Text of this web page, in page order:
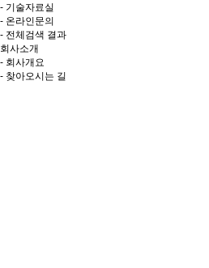
- 기술자료실
- 온라인문의
- 전체검색 결과
회사소개
- 회사개요
- 찾아오시는 길